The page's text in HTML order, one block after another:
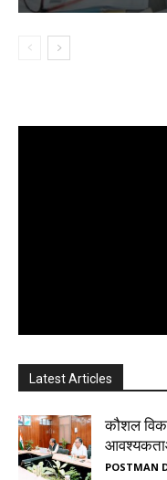
Latest Articles
कौशल
POSTMAN